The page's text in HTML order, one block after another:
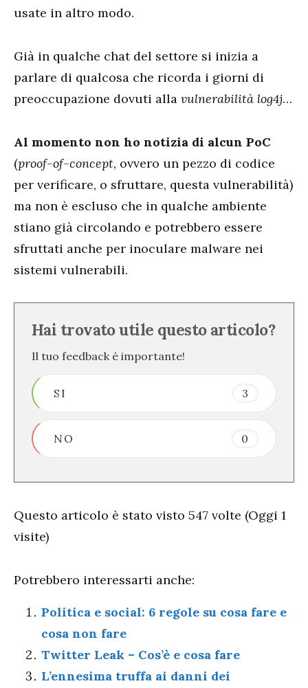
usate in altro modo.
Già in qualche chat del settore si inizia a
parlare di qualcosa che ricorda i giorni di
preoccupazione dovuti alla vulnerabilità log4j…
Al momento non ho notizia di alcun PoC
(proof-of-concept, ovvero un pezzo di codice
per verificare, o sfruttare, questa vulnerabilità)
ma non è escluso che in qualche ambiente
stiano già circolando e potrebbero essere
sfruttati anche per inoculare malware nei
sistemi vulnerabili.
Hai trovato utile questo articolo?
Il tuo feedback è importante!
SI 3
NO 0
Questo articolo è stato visto 547 volte (Oggi 1
visite)
Potrebbero interessarti anche:
Politica e social: 6 regole su cosa fare e
cosa non fare
Twitter Leak – Cos’è e cosa fare
L’ennesima truffa ai danni dei